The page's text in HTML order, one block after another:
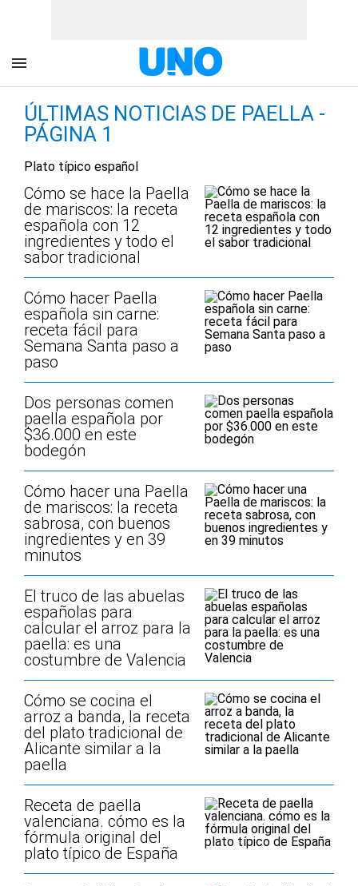
ÚLTIMAS NOTICIAS DE PAELLA -
PÁGINA 1
Plato típico español
Cómo se hace la Paella
de mariscos: la receta
española con 12
ingredientes y todo el
sabor tradicional
Cómo hacer Paella
española sin carne:
receta fácil para
Semana Santa paso a
paso
Dos personas comen
paella española por
$36.000 en este
bodegón
Cómo hacer una Paella
de mariscos: la receta
sabrosa, con buenos
ingredientes y en 39
minutos
El truco de las abuelas
españolas para
calcular el arroz para la
paella: es una
costumbre de Valencia
Cómo se cocina el
arroz a banda, la receta
del plato tradicional de
Alicante similar a la
paella
Receta de paella
valenciana. cómo es la
fórmula original del
plato típico de España